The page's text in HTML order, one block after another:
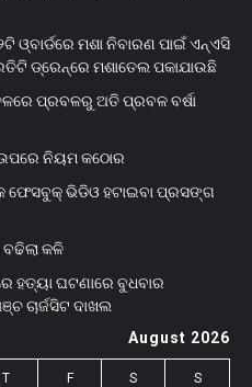
ଓ୍ବାର୍ଡରେ ମଶା ନିବାରଣ ପାଇଁ ଏନ୍‌ଏସି
ଡ୍ରେନ୍‌ରେ ମଶାତେଲ ପକାଯାଉଛି
ପ୍ରବଳରୁ ଅତି ପ୍ରବଳ ବର୍ଷା
ଉପରେ ନିୟମ କଠୋର
ଫେସବୁକ୍ ଭିଡିଓ ହଟାଇବା ପ୍ରସଙ୍ଗ
କଳି
ଘଟଣାରେ ବୁଧବାର
ଚାର୍ଜସିଟ ଦାଖଲ
August 2026
T F S S